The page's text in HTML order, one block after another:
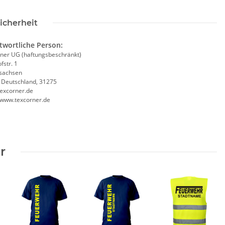
Person:
UG (haftungsbeschränkt)
1
31275
-
3 größen
-2,49 €